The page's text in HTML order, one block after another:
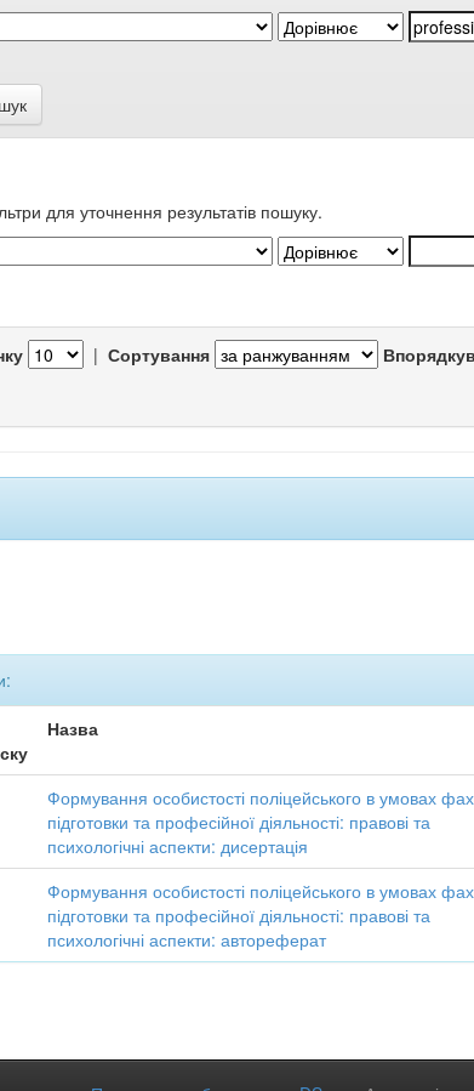
для уточнення результатів пошуку.
| Сортування
Назва
Формування особистості поліцейського в умовах
підготовки та професійної діяльності: правові та
психологічні аспекти: дисертація
Формування особистості поліцейського в умовах
підготовки та професійної діяльності: правові та
психологічні аспекти: автореферат